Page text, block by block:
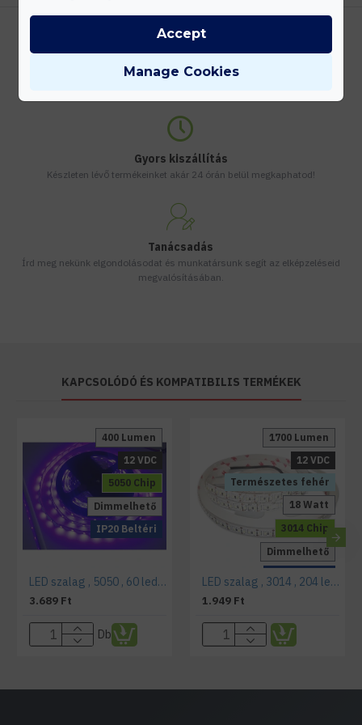
Kedvezmények
Gyors kiszállítás
Készleten lévő termékeinket akár 24 órán belül megkaphatod!
Tanácsadás
Írd meg nekünk elgondolásodat és munkatársunk segít az elképzeléseid
megvalósításában.
KAPCSOLÓDÓ ÉS KOMPATIBILIS TERMÉKEK
5050 Chip
400 Lumen
IP20 Beltéri
12 VDC
Dimmelhető
LED szalag , 5050 , 60 led/m , 14,4W/m , UV
3.689 Ft
Db
Természetes fehér
3014 Chip
1700 Lumen
IP20 Beltéri
18 Watt
12 VDC
Dimmelhető
LED szalag , 3014 , 204 led/m , 18 Watt/m , természetes fehér , 1.700 LM/m méteres
1.949 Ft
Manage Cookies
Accept